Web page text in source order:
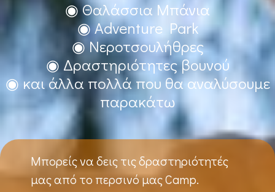
◉ Θαλάσσια Μπάνια
◉ Adventure Park
◉ Νεροτσουλήθρες
◉ Δραστηριότητες βουνού
◉ και άλλα πολλά που θα αναλύσουμε
παρακάτω
Μπορείς να δεις τις δραστηριότητές
μας από το περσινό μας Camp.